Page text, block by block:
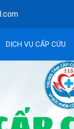
DỊCH VỤ CẤP CỨU